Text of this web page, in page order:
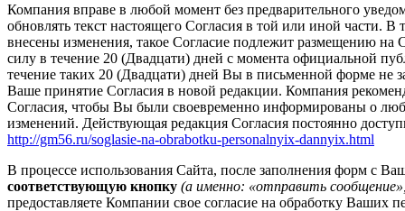
Компания вправе в любой момент без предварительного
обновлять текст настоящего Согласия в той или иной части. В
внесены изменения, такое Согласие подлежит размещению на
силу в течение 20 (Двадцати) дней с момента официальной
течение таких 20 (Двадцати) дней Вы в письменной форме не
Ваше принятие Согласия в новой редакции. Компания
Согласия, чтобы Вы были своевременно информированы о
изменений. Действующая редакция Согласия постоянно
http://gm56.ru/soglasie-na-obrabotku-personalnyix-dannyix.html
В процессе использования Сайта, после заполнения форм с
соответствующую кнопку (а именно: «отправить
предоставляете Компании свое согласие на обработку Ваших